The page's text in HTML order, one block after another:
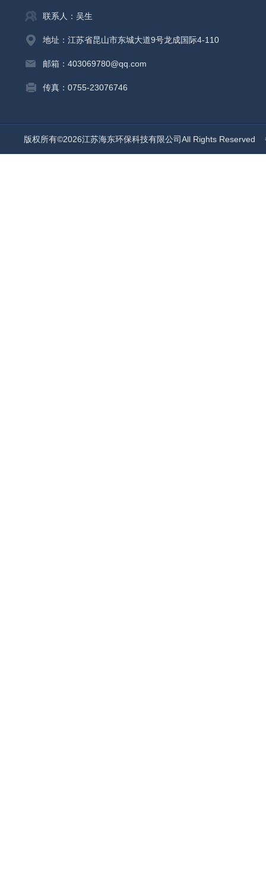
联系人：吴生
地址：江苏省昆山市东城大道9号龙成国际4-110
邮箱：403069780@qq.com
传真：0755-23076746
版权所有©2026江苏海东环保科技有限公司All Rights Reserved